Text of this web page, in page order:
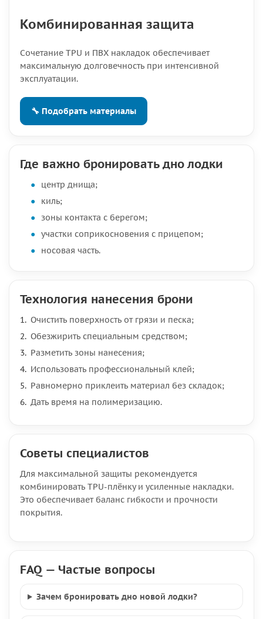
Комбинированная защита
Сочетание TPU и ПВХ накладок обеспечивает
максимальную долговечность при интенсивной
эксплуатации.
🔧 Подобрать материалы
Где важно бронировать дно лодки
центр днища;
киль;
зоны контакта с берегом;
участки соприкосновения с прицепом;
носовая часть.
Технология нанесения брони
Очистить поверхность от грязи и песка;
Обезжирить специальным средством;
Разметить зоны нанесения;
Использовать профессиональный клей;
Равномерно приклеить материал без складок;
Дать время на полимеризацию.
Советы специалистов
Для максимальной защиты рекомендуется
комбинировать TPU-плёнку и усиленные накладки.
Это обеспечивает баланс гибкости и прочности
покрытия.
FAQ — Частые вопросы
Зачем бронировать дно новой лодки?